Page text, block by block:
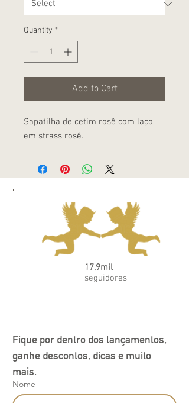
Quantity *
Add to Cart
Sapatilha de cetim rosê com laço
em strass rosê.
17,9mil
seguidores
Fique por dentro dos lançamentos,
ganhe descontos, dicas e muito
mais.
Nome